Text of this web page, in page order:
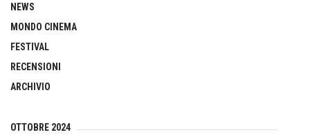
NEWS
MONDO CINEMA
FESTIVAL
RECENSIONI
ARCHIVIO
OTTOBRE 2024